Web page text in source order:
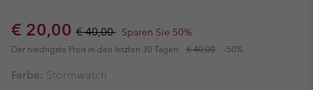
Sale price:
€ 20,00 Regular price:
€ 40,00 Sparen Sie 50%
Der niedrigste Preis in den letzten 30 Tagen: € 40,00 -50%
Farbe: Stormwatch